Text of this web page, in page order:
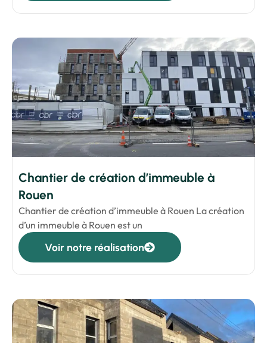
Chantier de création d’immeuble à
Rouen
Chantier de création d’immeuble à Rouen La création
d’un immeuble à Rouen est un
Voir notre réalisation